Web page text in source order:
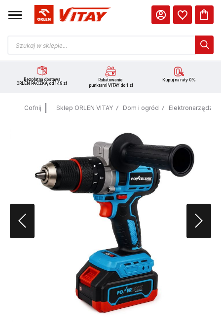
Bezpłatna dostawa
ORLEN PACZKĄ od 149 zł
Rabatowanie
punktami VITAY do 1 zł
Kupuj na raty 0%
Cofnij Sklep ORLEN VITAY Dom i ogród Elektronarzędzia